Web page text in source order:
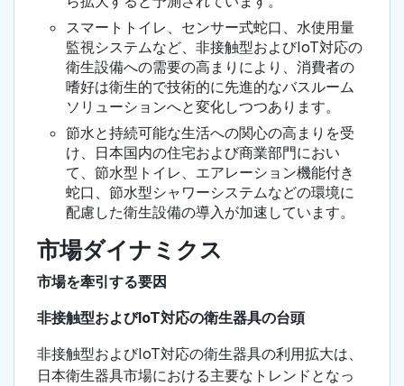
スマートトイレ、センサー式蛇口、水使用量
監視システムなど、非接触型およびIoT対応の
衛生設備への需要の高まりにより、消費者の
嗜好は衛生的で技術的に先進的なバスルーム
ソリューションへと変化しつつあります。
節水と持続可能な生活への関心の高まりを受
け、日本国内の住宅および商業部門におい
て、節水型トイレ、エアレーション機能付き
蛇口、節水型シャワーシステムなどの環境に
配慮した衛生設備の導入が加速しています。
市場ダイナミクス
市場を牽引する要因
非接触型およびIoT対応の衛生器具の台頭
非接触型およびIoT対応の衛生器具の利用拡大は、
日本衛生器具市場における主要なトレンドとなっ